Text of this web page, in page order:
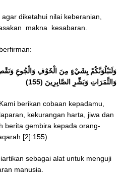
diketahui nilai keberanian,
makna kesabaran.
وَلَنَبْلُوَنَّكُمْ بِشَيْءٍ مِنَ الْخَوْفِ وَالْجُوعِ
وَالثَّمَرَاتِ وَبَشِّرِ الصَّابِرِينَ (155)
berikan cobaan kepadamu,
kekurangan harta, jiwa dan
berita gembira kepada orang-
[2]:155).
sebagai alat untuk menguji
manusia.